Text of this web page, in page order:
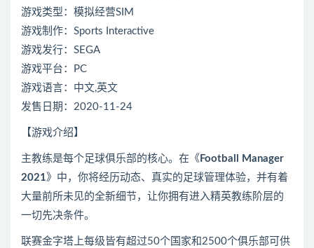
游戏类型： 模拟经营SIM
游戏制作：Sports Interactive
游戏发行：SEGA
游戏平台：PC
游戏语言： 中文,英文
发售日期：2020-11-24
【游戏介绍】
主教练是每个足球俱乐部的核心。在《 Football Manager
2021》中， 你将经历动态、真实的 足球管理体验，并有着
大量前所未见的全新细节，让你拥有进入精英教练阶层的
一切先决条件。
联赛金字塔上每级皆有超过50个国家和2500个俱乐部可供